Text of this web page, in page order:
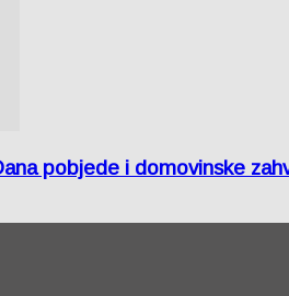
pobjede i domovinske